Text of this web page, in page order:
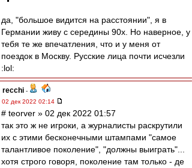
да, "большое видится на расстоянии", я в
Германии живу с середины 90х. Но наверное, у
тебя те же впечатления, что и у меня от
поездок в Москву. Русские лица почти исчезли
:lol:
recchi -
02 дек 2022 02:14
# teorver » 02 дек 2022 01:57
так это ж не игроки, а журналисты раскрутили
их с этими бесконечными штампами "самое
талантливое поколение", "должны выиграть"...
хотя строго говоря, поколение там только - де